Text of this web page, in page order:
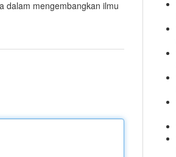
dalam mengembangkan ilmu